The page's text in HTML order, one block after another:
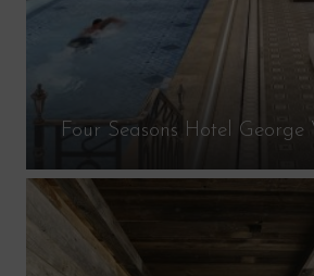
Four Seasons Hotel George